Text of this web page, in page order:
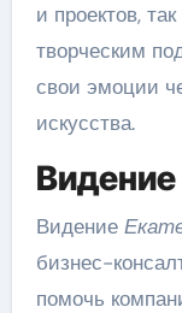
и проектов,
творческим
свои эмоции
искусства.
Видение
Видение
бизнес-
помочь